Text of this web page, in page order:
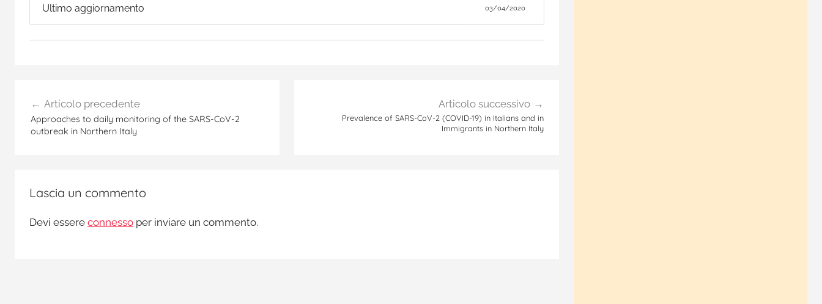
Ultimo aggiornamento 03/04/2020
articoli
Articolo precedente
Approaches to daily monitoring of the SARS-CoV-2
outbreak in Northern Italy
Articolo successivo
Prevalence of SARS-CoV-2 (COVID-19) in Italians and in
Immigrants in Northern Italy
Lascia un commento
Devi essere connesso per inviare un commento.